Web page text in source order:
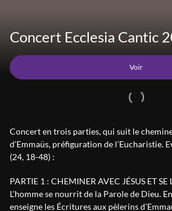
Concert Ecclesia Cantic
Voir
Concert en trois parties, qui suit le
d’Emmaüs, préfiguration de l’Eucharistie.
(24, 18-48) :
PARTIE 1 : CHEMINER AVEC JÉSUS ET SE
L’homme se nourrit de la Parole de Dieu.
enseigne les Écritures aux pèlerins